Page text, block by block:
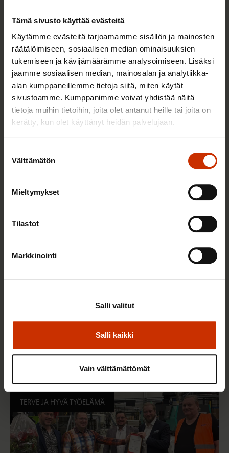
Tämä sivusto käyttää evästeitä
Käytämme evästeitä tarjoamamme sisällön ja mainosten
räätälöimiseen, sosiaalisen median ominaisuuksien
tukemiseen ja kävijämäärämme analysoimiseen. Lisäksi
jaamme sosiaalisen median, mainosalan ja analytiikka-
alan kumppaneillemme tietoja siitä, miten käytät
sivustoamme. Kumppanimme voivat yhdistää näitä
tietoja muihin tietoihin, joita olet antanut heille tai joita on
kerätty, kun olet käyttänyt heidän palvelujaan.
valinta
Välttämätön
Mieltymykset
Tilastot
Markkinointi
Salli kaikki
Salli valitut
Vain välttämättömät
2.6.2026 11:00
TERVE JA HYVÄ TYÖELÄMÄ
Työaikaisella ruokailulla on väliä – lue vinkit
jaksamista tukevaan terveelliseen syömiseen
TERVE JA HYVÄ TYÖELÄMÄ